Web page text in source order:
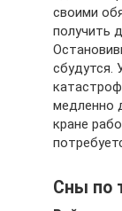
своими
получить
сбудутся.
медленно
кране
Сны по